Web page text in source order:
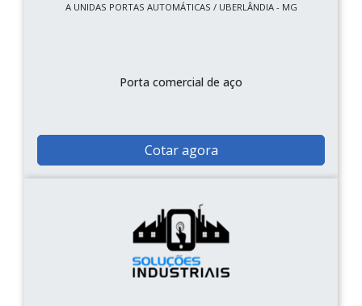
A UNIDAS PORTAS AUTOMÁTICAS / UBERLÂNDIA - MG
Porta comercial de aço
Cotar agora